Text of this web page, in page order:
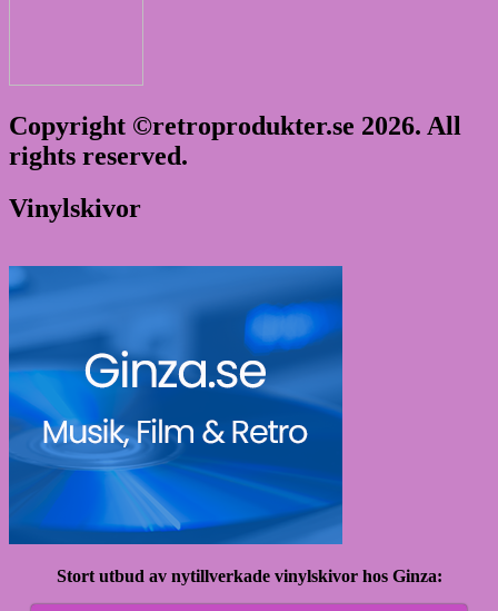
Copyright ©retroprodukter.se 2026. All
rights reserved.
Vinylskivor
Stort utbud av nytillverkade vinylskivor hos Ginza: